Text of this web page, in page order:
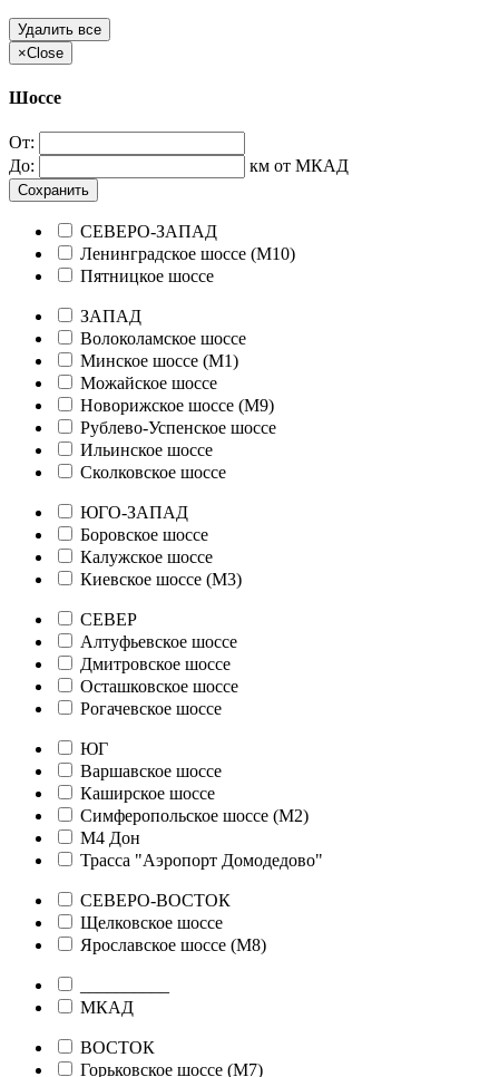
Удалить все
×Close
Шоссе
От:
До:
км от МКАД
Сохранить
СЕВЕРО-ЗАПАД
Ленинградское шоссе (М10)
Пятницкое шоссе
ЗАПАД
Волоколамское шоссе
Минское шоссе (М1)
Можайское шоссе
Новорижское шоссе (М9)
Рублево-Успенское шоссе
Ильинское шоссе
Сколковское шоссе
ЮГО-ЗАПАД
Боровское шоссе
Калужское шоссе
Киевское шоссе (М3)
СЕВЕР
Алтуфьевское шоссе
Дмитровское шоссе
Осташковское шоссе
Рогачевское шоссе
ЮГ
Варшавское шоссе
Каширское шоссе
Симферопольское шоссе (М2)
М4 Дон
Трасса "Аэропорт Домодедово"
СЕВЕРО-ВОСТОК
Щелковское шоссе
Ярославское шоссе (М8)
МКАД
ВОСТОК
Горьковское шоссе (М7)